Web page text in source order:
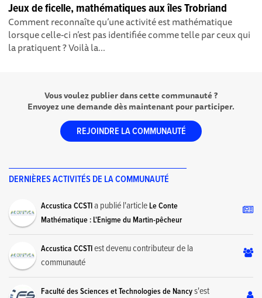
Jeux de ficelle, mathématiques aux îles Trobriand
Comment reconnaîte qu’une activité est mathématique
lorsque celle-ci n’est pas identifiée comme telle par ceux qui
la pratiquent ? Voilà la...
Vous voulez publier dans cette communauté ?
Envoyez une demande dès maintenant pour participer.
REJOINDRE LA COMMUNAUTÉ
DERNIÈRES ACTIVITÉS DE LA COMMUNAUTÉ
Accustica CCSTIa publié l'articleLe Conte
Mathématique : L'Enigme du Martin-pêcheur
Accustica CCSTIest devenu contributeur de la
communauté
Faculté des Sciences et Technologies de Nancys'est